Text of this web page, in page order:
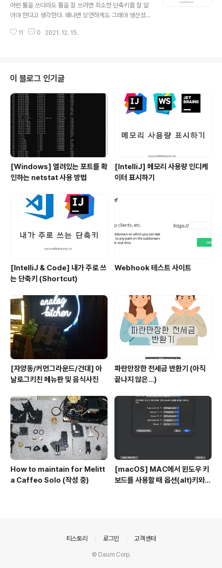
까 자꾸 빠뜨리고 Comment를 작성하게 되는 문제가 발
ption은 여기에 있었다. Webstorm은 설정 항..
어떤 툴을 쓰더라도 툴을 잘 쓰려면 최소한 단축키를 잘 알
아야 한다고 생각한다. 왜냐면 당연하게도 그래야 생산성
축키 목록을 먼저 본다. 기능 나열이 되어 있어 어떤 기능들
로 중요하게 생각하고 있는 기능들 그리고 방향 및 철학이
달라 병행해서 사용하기 까다로우면서도 쉽다.(?))이 포스
트는 원래 IntelliJ 단축키만 작성하는 포스트였는데 Intell
iJ가 점점 무거워지고 Java 개발을 점점 안 하게 되면서 V
isual Studio Code로 넘어가려..
11 0 2021. 12. 15.
이 블로그 인기글
[Windows] 열려있는 포트를 확
인하는 netstat 사용 방법
[IntelliJ] 메모리 사용량 인디케
이터 표시하기
[IntelliJ & Code] 내가 주로 쓰
는 단축키 (Shortcut)
Webhook 테스트 사이트
[자양동/커먼그라운드/건대] 아
날로그키친 메뉴판 및 음식사진
파란만장한 전세금 반환기 (아직
끝나지 않은...)
How to maintain for Melitt
a Caffeo Solo (작성 중)
[macOS] MAC에서 윈도우 키
보드를 사용할 때 옵션(alt)키와
티스토리 로그인 고객센터
© Daum Corp.